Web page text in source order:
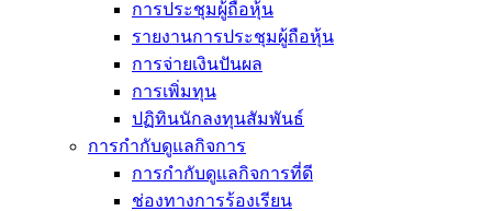
การประชุมผู้ถือหุ้น
รายงานการประชุมผู้ถือหุ้น
การจ่ายเงินปันผล
การเพิ่มทุน
ปฏิทินนักลงทุนสัมพันธ์
การกำกับดูแลกิจการ
การกำกับดูแลกิจการที่ดี
ช่องทางการร้องเรียน